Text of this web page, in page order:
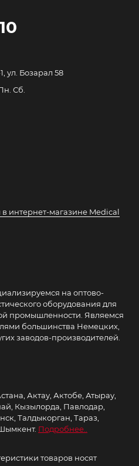
ул. Бозарал 58
Сб.
интернет-магазине Medical
на оптово-
оборудования для
промышленности. Являемся
большинства Немецких,
заводов-производителей.
Актау, Актобе, Атырау,
Кызылорда, Павлодар,
Талдыкорган, Тараз,
Подробнее..
товаров носят